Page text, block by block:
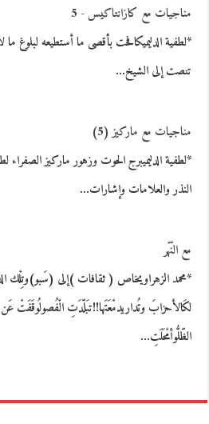
مناجيات مع كازانتاكيس - 5
*لطفية الدليميكافحت بأقصى ما أستطيعه لبلوغ
تنصت إلى الشيخ…
مناجيات مع ماركيز (5)
*لطفية الدليميبرج الحوت وزهور ماركيز الصفراء
النذر والعلامات وإشارات…
مع النّهْر
*محمد الزهراويخاص ( ثقافات )إلى (سَبو)وتِلْك
لكَالأحزابَ وتُداريدمْعَتَها!!تبَلّدَتِ الْفُصولُوقَفَتْ
الظّلُّوأمْحَلَتِ…